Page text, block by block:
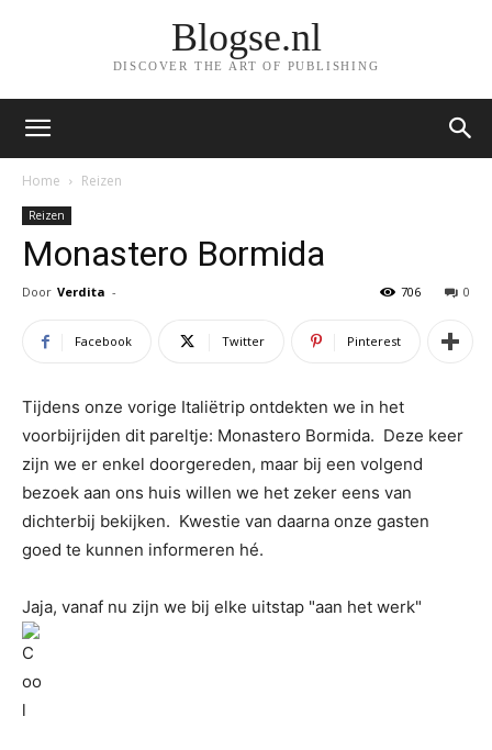
Blogse.nl
DISCOVER THE ART OF PUBLISHING
Home Reizen
Reizen
Monastero Bormida
Door Verdita - 0
706
Facebook Twitter Pinterest
Tijdens onze vorige Italiëtrip ontdekten we in het
voorbijrijden dit pareltje: Monastero Bormida. Deze keer
zijn we er enkel doorgereden, maar bij een volgend
bezoek aan ons huis willen we het zeker eens van
dichterbij bekijken. Kwestie van daarna onze gasten
goed te kunnen informeren hé.
Jaja, vanaf nu zijn we bij elke uitstap "aan het werk"